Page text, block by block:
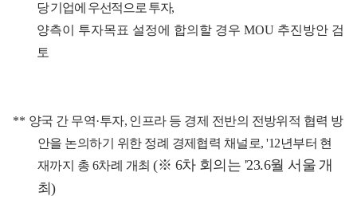
당 기업에 우선적으로 투자,
양측이 투자목표 설정에 합의할 경우 MOU 추진방안 검
토
** 양국 간 무역·투자, 인프라 등 경제 전반의 전방위적 협력 방
안을 논의하기 위한 정례 경제협력 채널로, '12년부터 현
재까지 총 6차례 개최(※ 6차 회의는 '23.6월 서울 개
최)